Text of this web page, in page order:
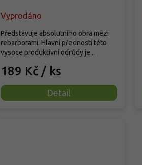
Vyprodáno
189 Kč / ks
Detail
Představuje absolutního obra mezi
rebarborami. Hlavní předností této
vysoce produktivní odrůdy je...